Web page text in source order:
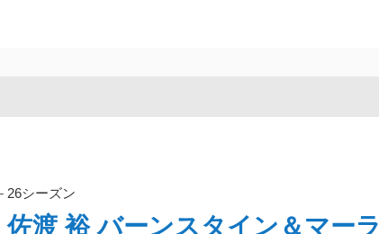
26シーズン
渡 裕 バーンスタイン＆マーラ